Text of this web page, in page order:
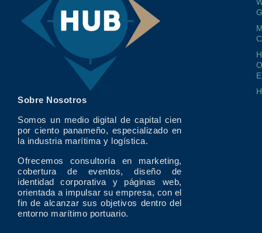
Sobre Nosotros
Somos un medio digital de capital cien
por ciento panameño, especializado en
la industria marítima y logística.
Ofrecemos consultoría en marketing,
cobertura de eventos, diseño de
identidad corporativa y páginas web,
orientada a impulsar su empresa, con el
fin de alcanzar sus objetivos dentro del
entorno marítimo portuario.